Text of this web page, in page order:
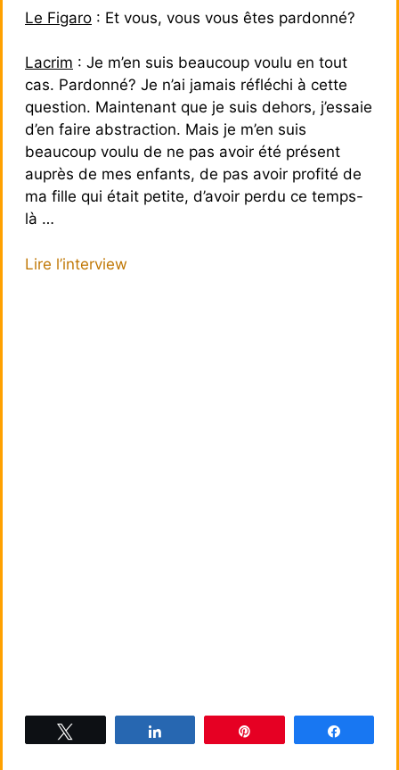
Le Figaro : Et vous, vous vous êtes pardonné?
Lacrim : Je m’en suis beaucoup voulu en tout
cas. Pardonné? Je n’ai jamais réfléchi à cette
question. Maintenant que je suis dehors, j’essaie
d’en faire abstraction. Mais je m’en suis
beaucoup voulu de ne pas avoir été présent
auprès de mes enfants, de pas avoir profité de
ma fille qui était petite, d’avoir perdu ce temps-
là …
Lire l’interview